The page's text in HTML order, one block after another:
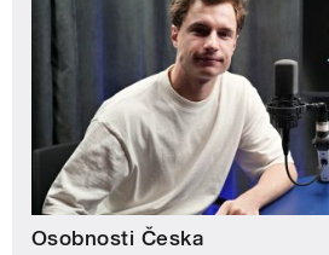
Osobnosti Česka